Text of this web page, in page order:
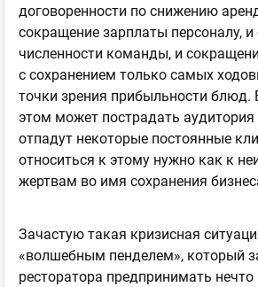
договоренности по снижению
сокращение зарплаты персоналу,
численности команды, и
с сохранением только самых
точки зрения прибыльности блюд.
этом может пострадать аудитория
отпадут некоторые постоянные
относиться к этому нужно как к
жертвам во имя сохранения
Зачастую такая кризисная
«волшебным пенделем», который
ресторатора предпринимать